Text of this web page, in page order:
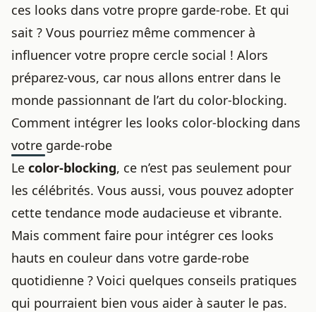
ces looks dans votre propre garde-robe. Et qui
sait ? Vous pourriez même commencer à
influencer votre propre cercle social ! Alors
préparez-vous, car nous allons entrer dans le
monde passionnant de l’art du color-blocking.
Comment intégrer les looks color-blocking dans
votre garde-robe
Le color-blocking, ce n’est pas seulement pour
les célébrités. Vous aussi, vous pouvez adopter
cette tendance mode audacieuse et vibrante.
Mais comment faire pour intégrer ces looks
hauts en couleur dans votre garde-robe
quotidienne ? Voici quelques conseils pratiques
qui pourraient bien vous aider à sauter le pas.